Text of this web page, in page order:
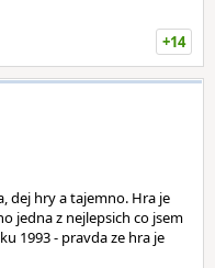
+14
dej hry a tajemno. Hra je
jedna z nejlepsich co jsem
1993 - pravda ze hra je